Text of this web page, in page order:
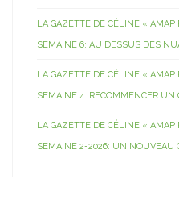
LA GAZETTE DE CÉLINE « AMAP
SEMAINE 6: AU DESSUS DES
LA GAZETTE DE CÉLINE « AMAP
SEMAINE 4: RECOMMENCER UN
LA GAZETTE DE CÉLINE « AMAP
SEMAINE 2-2026: UN NOUVEAU